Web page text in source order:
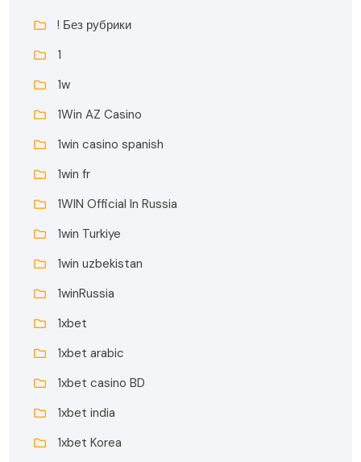
! Без рубрики
1
1w
1Win AZ Casino
1win casino spanish
1win fr
1WIN Official In Russia
1win Turkiye
1win uzbekistan
1winRussia
1xbet
1xbet arabic
1xbet casino BD
1xbet india
1xbet Korea